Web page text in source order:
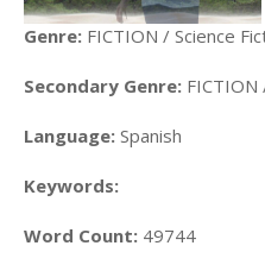
Genre: FICTION / Science
Secondary Genre:
Language: Spanish
Keywords:
Word Count: 49744